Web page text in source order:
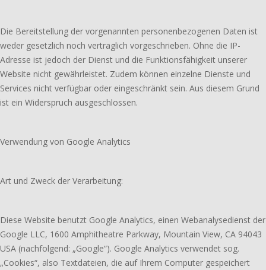
Die Bereitstellung der vorgenannten personenbezogenen Daten ist
weder gesetzlich noch vertraglich vorgeschrieben. Ohne die IP-
Adresse ist jedoch der Dienst und die Funktionsfähigkeit unserer
Website nicht gewährleistet. Zudem können einzelne Dienste und
Services nicht verfügbar oder eingeschränkt sein. Aus diesem Grund
ist ein Widerspruch ausgeschlossen.
Verwendung von Google Analytics
Art und Zweck der Verarbeitung:
Diese Website benutzt Google Analytics, einen Webanalysedienst der
Google LLC, 1600 Amphitheatre Parkway, Mountain View, CA 94043
USA (nachfolgend: „Google“). Google Analytics verwendet sog.
„Cookies“, also Textdateien, die auf Ihrem Computer gespeichert